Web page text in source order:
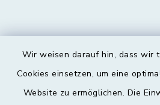
Wir weisen darauf hin, dass wir
Cookies einsetzen, um eine
Website zu ermöglichen. Die
Kontakt